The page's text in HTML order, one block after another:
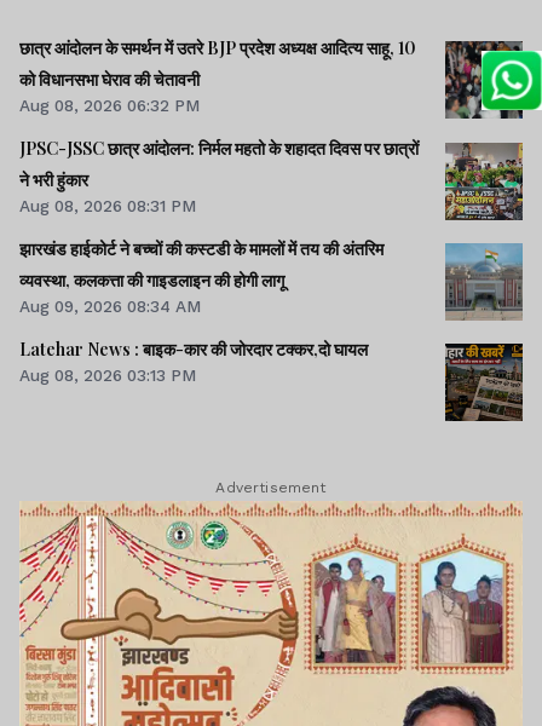
छात्र आंदोलन के समर्थन में उतरे BJP प्रदेश अध्यक्ष आदित्य साहू, 10
को विधानसभा घेराव की चेतावनी
Aug 08, 2026 06:32 PM
JPSC-JSSC छात्र आंदोलन: निर्मल महतो के शहादत दिवस पर छात्रों
ने भरी हुंकार
Aug 08, 2026 08:31 PM
झारखंड हाईकोर्ट ने बच्चों की कस्टडी के मामलों में तय की अंतरिम
व्यवस्था, कलकत्ता की गाइडलाइन की होगी लागू
Aug 09, 2026 08:34 AM
Latehar News : बाइक-कार की जोरदार टक्‍कर,दो घायल
Aug 08, 2026 03:13 PM
Advertisement